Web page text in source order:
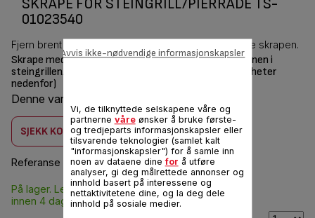
SKRAPE FOR STEINGRILL/PIERRADE TS-
01023540
Fjern brent kjøtt fra stekesteinen ved hjelp av denne skrapen.
Skrape med håndtak for å skrape av og rengjøre steinen i
steingrillen/pierraden® (se listen over kompatible enheter
nedenfor)
Denne varen er kompatibel med
SJEKK KOMPATIBILITET
Referanse : TS-01023540
NOK 60,00
På lager. Leveres
innen 4 dager.
Vi, de tilknyttede selskapene våre og
partnerne våreønsker å bruke første-
og tredjeparts informasjonskapsler eller
tilsvarende teknologier (samlet kalt
"informasjonskapsler") for å samle inn
noen av dataene dinefor å utføre
analyser, gi deg målrettede annonser og
innhold basert på interessene og
nettaktivitetene dine, og la deg dele
innhold på sosiale medier.
Avvis ikke-nødvendige informasjonskapsler